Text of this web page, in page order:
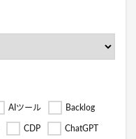
AIツール Backlog
CDP ChatGPT